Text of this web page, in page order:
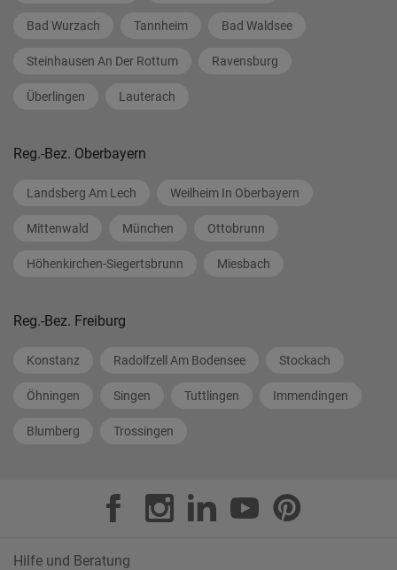
Bad Wurzach Tannheim Bad Waldsee
Steinhausen An Der Rottum Ravensburg
Überlingen Lauterach
Reg.-Bez. Oberbayern
Landsberg Am Lech Weilheim In Oberbayern
Mittenwald München Ottobrunn
Höhenkirchen-Siegertsbrunn Miesbach
Reg.-Bez. Freiburg
Konstanz Radolfzell Am Bodensee Stockach
Öhningen Singen Tuttlingen Immendingen
Blumberg Trossingen
Hilfe und Beratung